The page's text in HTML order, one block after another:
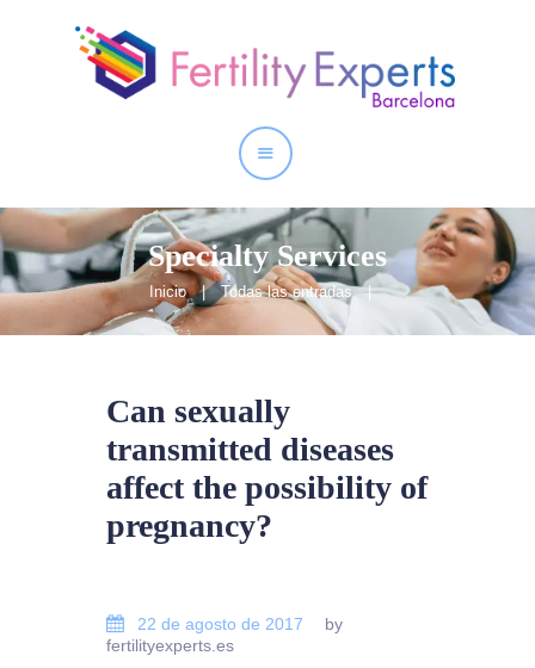
Specialty Services
Inicio Todas las entradas
Inicio
Nuestros Servicios
Can sexually
transmitted diseases
affect the possibility of
pregnancy?
22 de agosto de 2017
by
fertilityexperts.es